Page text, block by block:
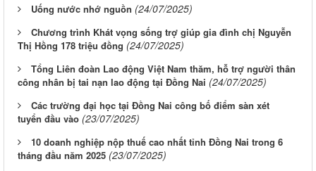
Uống nước nhớ nguồn (24/07/2025)
Chương trình Khát vọng sống trợ giúp gia đình chị Nguyễn
Thị Hồng 178 triệu đồng (24/07/2025)
Tổng Liên đoàn Lao động Việt Nam thăm, hỗ trợ người thân
công nhân bị tai nạn lao động tại Đồng Nai (24/07/2025)
Các trường đại học tại Đồng Nai công bố điểm sàn xét
tuyển đầu vào (23/07/2025)
10 doanh nghiệp nộp thuế cao nhất tỉnh Đồng Nai trong 6
tháng đầu năm 2025 (23/07/2025)